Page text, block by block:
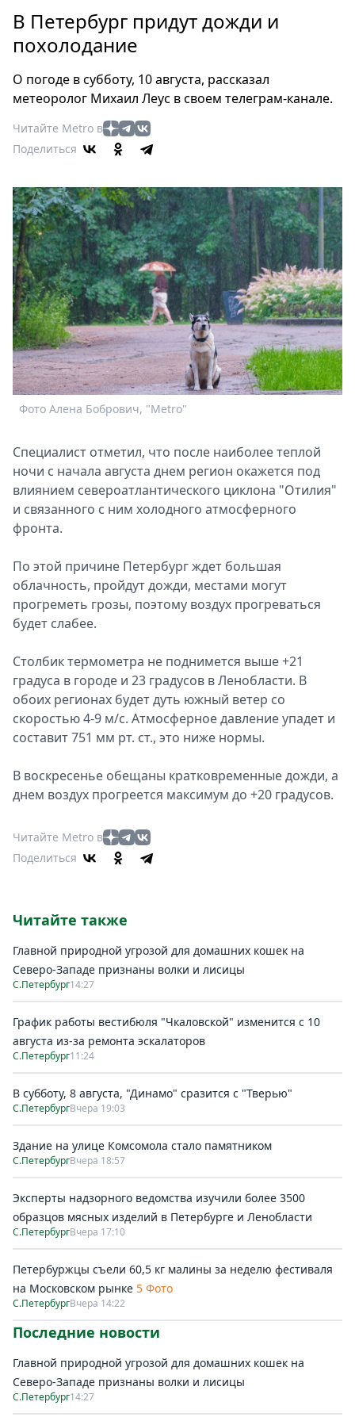
Россия
Мир
Еда
Мода
Театр
Афиша
Книги
Выставки
Пресс-
релизы
О
Metro
Стримы
Спецпроекты
Звезды
Выборы
Скачай
Metro
В Петербург придут дожди и
похолодание
О погоде в субботу, 10 августа, рассказал
метеоролог Михаил Леус в своем телеграм-канале.
Читайте Metro в
Поделиться
Фото Алена Бобрович, "Metro"
Специалист отметил, что после наиболее теплой
ночи с начала августа днем регион окажется под
влиянием североатлантического циклона "Отилия"
и связанного с ним холодного атмосферного
фронта.
По этой причине Петербург ждет большая
облачность, пройдут дожди, местами могут
прогреметь грозы, поэтому воздух прогреваться
будет слабее.
Столбик термометра не поднимется выше +21
градуса в городе и 23 градусов в Ленобласти. В
обоих регионах будет дуть южный ветер со
скоростью 4-9 м/с. Атмосферное давление упадет и
составит 751 мм рт. ст., это ниже нормы.
В воскресенье обещаны кратковременные дожди, а
днем воздух прогреется максимум до +20 градусов.
Читайте Metro в
Поделиться
Читайте также
Главной природной угрозой для домашних кошек на
Северо-Западе признаны волки и лисицы
С.Петербург14:27
График работы вестибюля "Чкаловской" изменится с 10
августа из-за ремонта эскалаторов
С.Петербург11:24
В субботу, 8 августа, "Динамо" сразится с "Тверью"
С.ПетербургВчера 19:03
Здание на улице Комсомола стало памятником
С.ПетербургВчера 18:57
Эксперты надзорного ведомства изучили более 3500
образцов мясных изделий в Петербурге и Ленобласти
С.ПетербургВчера 17:10
Петербуржцы съели 60,5 кг малины за неделю фестиваля
на Московском рынке 5 Фото
С.ПетербургВчера 14:22
Последние новости
Главной природной угрозой для домашних кошек на
Северо-Западе признаны волки и лисицы
С.Петербург14:27